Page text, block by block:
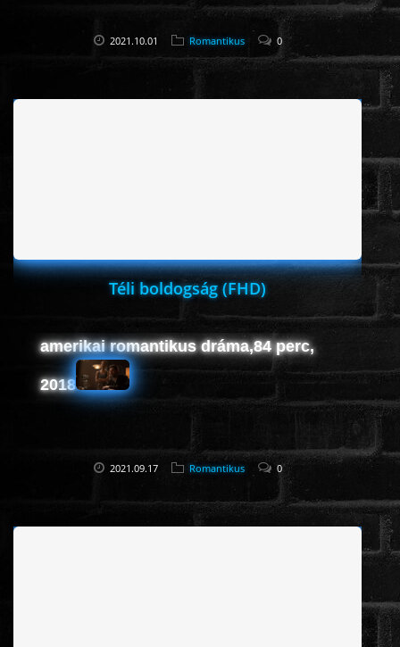
2021.10.01 Romantikus 0
Téli boldogság (FHD)
amerikai romantikus dráma,84 perc,
2018
2021.09.17 Romantikus 0